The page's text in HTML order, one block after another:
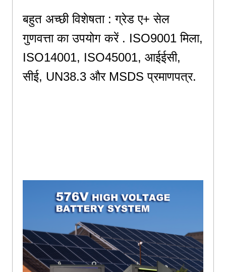
बहुत अच्छी विशेषता : ग्रेड ए+ सेल
गुणवत्ता का उपयोग करें . ISO9001 मिला,
ISO14001, ISO45001, आईईसी,
सीई, UN38.3 और MSDS प्रमाणपत्र.